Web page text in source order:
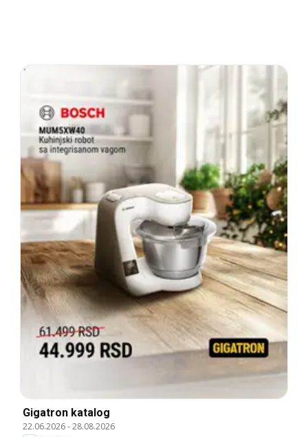
Gigatron katalog
22.06.2026-28.08.2026